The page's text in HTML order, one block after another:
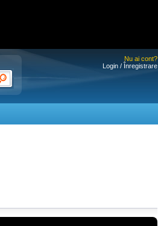
Nu ai cont?
Login / Înregistrare